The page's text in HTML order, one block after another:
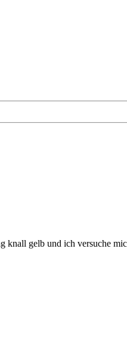
knall gelb und ich versuche